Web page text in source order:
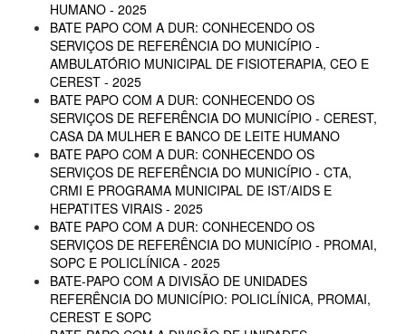
HUMANO - 2025
BATE PAPO COM A DUR: CONHECENDO OS
SERVIÇOS DE REFERÊNCIA DO MUNICÍPIO -
AMBULATÓRIO MUNICIPAL DE FISIOTERAPIA, CEO E
CEREST - 2025
BATE PAPO COM A DUR: CONHECENDO OS
SERVIÇOS DE REFERÊNCIA DO MUNICÍPIO - CEREST,
CASA DA MULHER E BANCO DE LEITE HUMANO
BATE PAPO COM A DUR: CONHECENDO OS
SERVIÇOS DE REFERÊNCIA DO MUNICÍPIO - CTA,
CRMI E PROGRAMA MUNICIPAL DE IST/AIDS E
HEPATITES VIRAIS - 2025
BATE PAPO COM A DUR: CONHECENDO OS
SERVIÇOS DE REFERÊNCIA DO MUNICÍPIO - PROMAI,
SOPC E POLICLÍNICA - 2025
BATE-PAPO COM A DIVISÃO DE UNIDADES
REFERÊNCIA DO MUNICÍPIO: POLICLÍNICA, PROMAI,
CEREST E SOPC